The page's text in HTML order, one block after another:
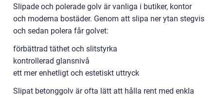
Slipade och polerade golv är vanliga i butiker, kontor
och moderna bostäder. Genom att slipa ner ytan stegvis
och sedan polera får golvet:
förbättrad täthet och slitstyrka
kontrollerad glansnivå
ett mer enhetligt och estetiskt uttryck
Slipat betonggolv är ofta lätt att hålla rent med enkla